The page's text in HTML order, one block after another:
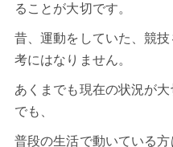
ることが大切です。
昔、運動をしていた、競
考にはなりません。
あくまでも現在の状況が
でも、
普段の生活で動いている